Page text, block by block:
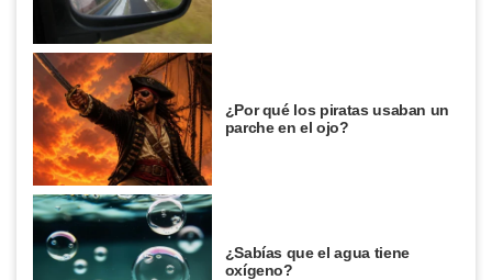
¿Por qué los piratas usaban un
parche en el ojo?
¿Sabías que el agua tiene
oxígeno?